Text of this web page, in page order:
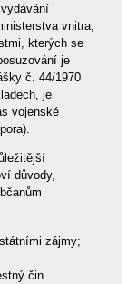
vnitra,
kterých se
je
č. 44/1970
je
vojenské
důvody,
zájmy;
čin